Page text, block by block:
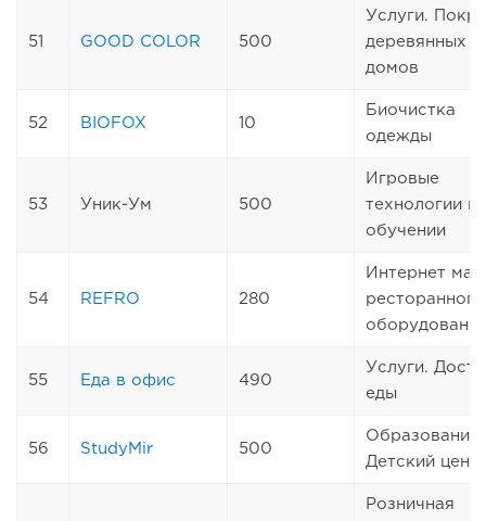
51 GOOD COLOR 500
Услуги.
деревянных
домов
52 BIOFOX 10
Биочистка
одежды
53 Уник-Ум 500
Игровые
технологии в
обучении
54 REFRO 280
Интернет
ресторанного
55 Еда в офис 490
Услуги.
еды
56 StudyMir 500
Образование.
Детский
Розничная